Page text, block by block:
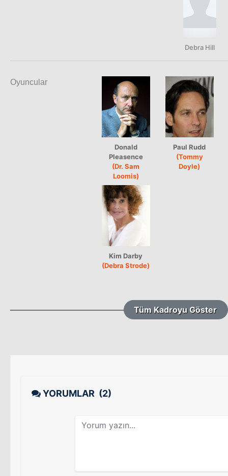
Debra Hill
Oyuncular
Donald
Pleasence
(Dr. Sam
Loomis)
Paul Rudd
(Tommy
Doyle)
Kim Darby
(Debra Strode)
Tüm Kadroyu Göster
YORUMLAR (2)